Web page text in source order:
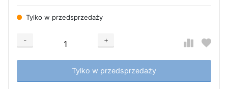
Tylko w przedsprzedaży
-
+
Добавляется...
Tylko w przedsprzedaży
Добавлен